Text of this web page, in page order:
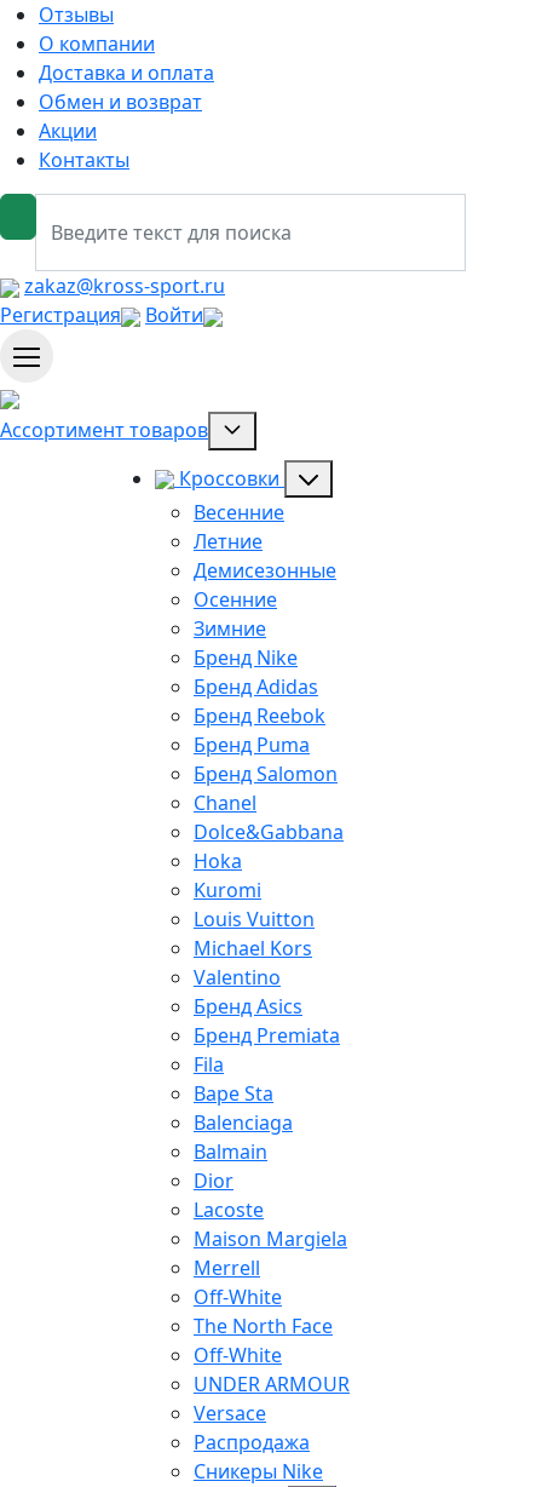
Отзывы
О компании
Доставка и оплата
Обмен и возврат
Акции
Контакты
zakaz@kross-sport.ru
Регистрация
Войти
Ассортимент товаров
Кроссовки
Весенние
Летние
Демисезонные
Осенние
Зимние
Бренд Nike
Бренд Adidas
Бренд Reebok
Бренд Puma
Бренд Salomon
Chanel
Dolce&Gabbana
Hoka
Kuromi
Louis Vuitton
Michael Kors
Valentino
Бренд Asics
Бренд Premiata
Fila
Bape Sta
Balenciaga
Balmain
Dior
Lacoste
Maison Margiela
Merrell
Off-White
The North Face
Off-White
UNDER ARMOUR
Versace
Распродажа
Сникеры Nike